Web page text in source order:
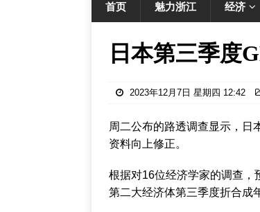
首页 魅力浙江 经济
日本第三季度
2023年12月7日 星期四 12:42
周二公布的路透调查显示，日
资料向上修正。
根据对16位经济学家的调查，
第二大经济体第三季度折合成